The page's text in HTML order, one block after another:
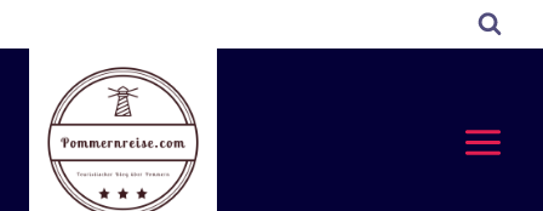
do